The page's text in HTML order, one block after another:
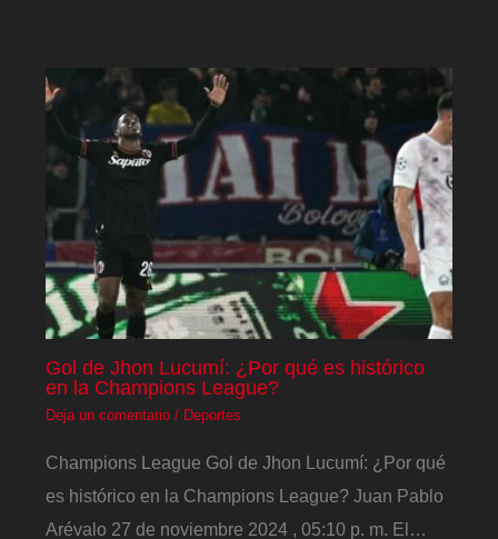
Gol de Jhon Lucumí: ¿Por qué es histórico
en la Champions League?
Deja un comentario / Deportes
Champions League Gol de Jhon Lucumí: ¿Por qué
es histórico en la Champions League? Juan Pablo
Arévalo 27 de noviembre 2024 , 05:10 p. m. El…